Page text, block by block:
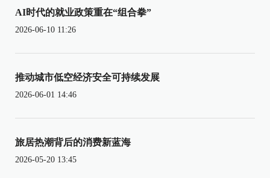
AI时代的就业政策重在“组合拳”
2026-06-10 11:26
推动城市低空经济安全可持续发展
2026-06-01 14:46
旅居热潮背后的消费新蓝海
2026-05-20 13:45